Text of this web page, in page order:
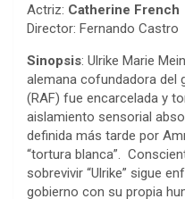
Actriz: Catherine French
Director: Fernando Castro
Sinopsis: Ulrike Marie
alemana cofundadora del
(RAF) fue encarcelada y
aislamiento sensorial
definida más tarde por
“tortura blanca”.
sobrevivir “Ulrike” sigue
gobierno con su propia